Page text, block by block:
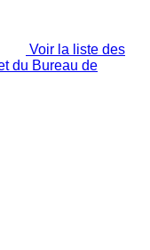
Voir la liste des
du Bureau de